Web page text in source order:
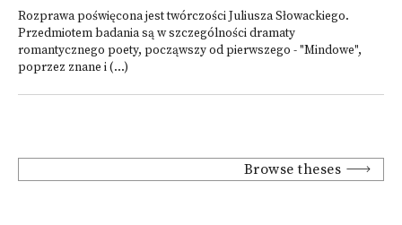
Rozprawa poświęcona jest twórczości Juliusza Słowackiego.
Przedmiotem badania są w szczególności dramaty
romantycznego poety, począwszy od pierwszego - "Mindowe",
poprzez znane i (...)
Browse theses